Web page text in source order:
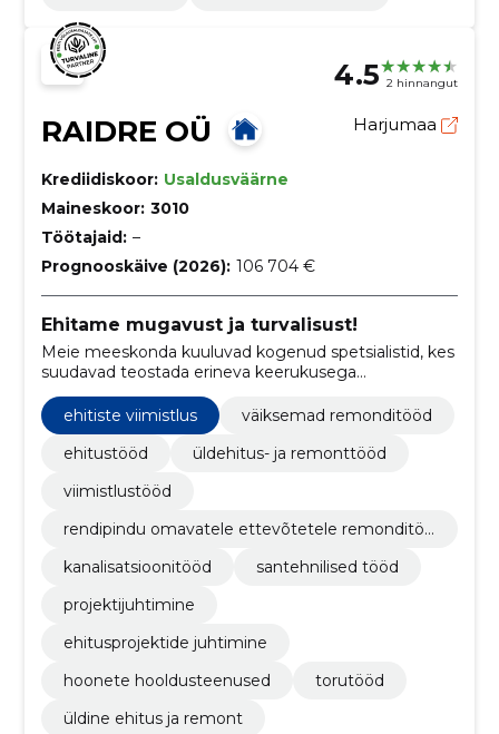
4.5 2 hinnangut
RAIDRE OÜ Harjumaa
Krediidiskoor: Usaldusväärne
Maineskoor: 3010
Töötajaid: –
Prognooskäive (2026): 106 704 €
Ehitame mugavust ja turvalisust!
Meie meeskonda kuuluvad kogenud spetsialistid, kes
suudavad teostada erineva keerukusega
kuni ulatuslike renoveerimisprojektideni.
ehitiste viimistlus
väiksemad remonditööd
ehitustööd
üldehitus- ja remonttööd
viimistlustööd
rendipindu omavatele ettevõtetele remonditöö
kanalisatsioonitööd
santehnilised tööd
projektijuhtimine
ehitusprojektide juhtimine
hoonete hooldusteenused
torutööd
üldine ehitus ja remont